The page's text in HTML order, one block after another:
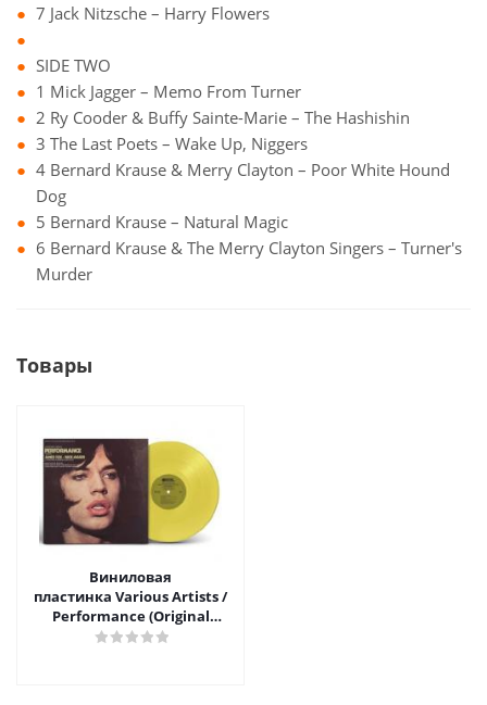
7 Jack Nitzsche – Harry Flowers
SIDE TWO
1 Mick Jagger – Memo From Turner
2 Ry Cooder & Buffy Sainte-Marie – The Hashishin
3 The Last Poets – Wake Up, Niggers
4 Bernard Krause & Merry Clayton – Poor White Hound
Dog
5 Bernard Krause – Natural Magic
6 Bernard Krause & The Merry Clayton Singers – Turner's
Murder
Товары
Виниловая
пластинка Various Artists /
Performance (Original
Motion Picture Soundtrack)